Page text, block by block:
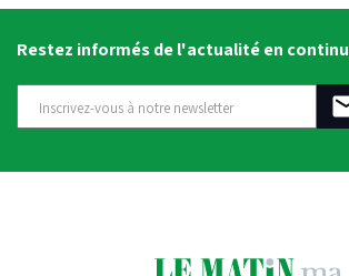
Restez informés de l'actualité en continu